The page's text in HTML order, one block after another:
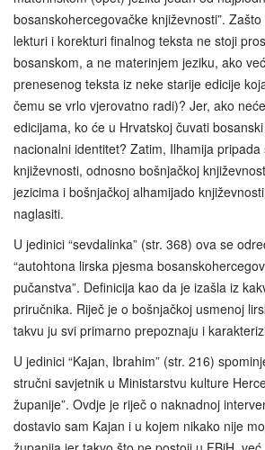
bosanskohercegovačke književnosti”.
lekturi i korekturi finalnog teksta ne stoji
bosanskom, a ne materinjem jeziku, ako
prenesenog teksta iz neke starije edicije
čemu se vrlo vjerovatno radi)? Jer, ako
edicijama, ko će u Hrvatskoj čuvati
nacionalni identitet? Zatim, Ilhamija
književnosti, odnosno bošnjačkoj
jezicima i bošnjačkoj alhamijado
naglasiti.
U jedinici “sevdalinka” (str. 368) ova se
“autohtona lirska pjesma
pučanstva”. Definicija kao da je izašla iz
priručnika. Riječ je o bošnjačkoj usmenoj
takvu ju svi primarno prepoznaju i
U jedinici “Kajan, Ibrahim” (str. 216)
stručni savjetnik u Ministarstvu kulture
županije”. Ovdje je riječ o naknadnoj
dostavio sam Kajan i u kojem nikako nije